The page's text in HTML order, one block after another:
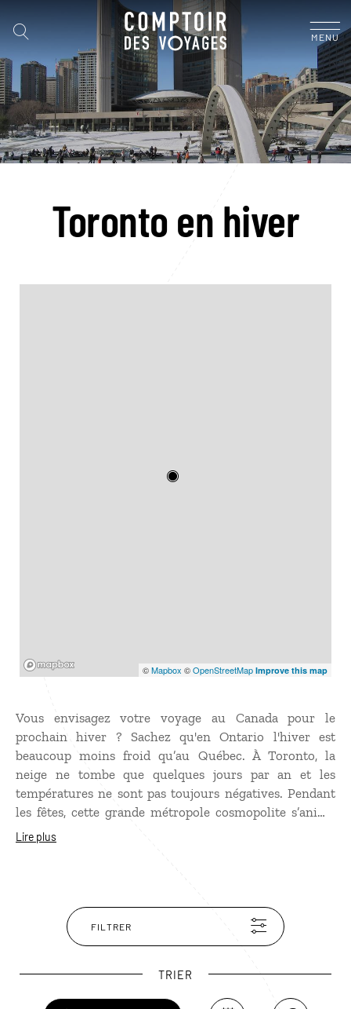
MENU
Toronto en hiver
©Mapbox ©OpenStreetMap Improve this map
Vous envisagez votre voyage au Canada pour le
prochain hiver ? Sachez qu'en Ontario l'hiver est
beaucoup moins froid qu’au Québec. À Toronto, la
neige ne tombe que quelques jours par an et les
températures ne sont pas toujours négatives. Pendant
les fêtes, cette grande métropole cosmopolite s’anime
d’une atmosphère particulière, festive et scintillante.
l’esprit de Noël dans le Distillery District, quartier
piétonnier du Vieux Toronto, abritant d’anciens
bâtiments victoriens, qui accueille le plus beau marché
Lire plus
FILTRER
TRIER